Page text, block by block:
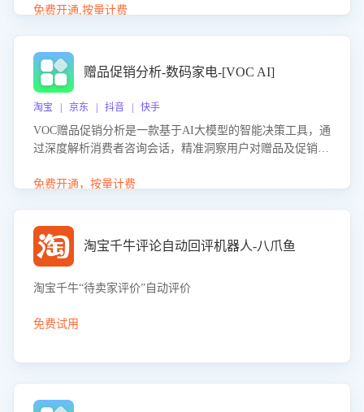
应延迟、竞品价格冲击等。系统自动输出可落地的挽回策
免费开通,按量计费
赠品促销分析-数码家电-[VOC AI]
淘宝 | 京东 | 抖音 | 快手
VOC赠品促销分析是一款基于AI大模型的智能决策工具，通
过深度解析消费者咨询会话，精准洞察用户对赠品及促销政
销诉求，帮助企业制定个性化赠品组合策略，优化资源投放
免费开通，按量计费
淘宝千牛评论自动回评机器人-八爪鱼
淘宝千牛“待卖家评价”自动评价
免费试用